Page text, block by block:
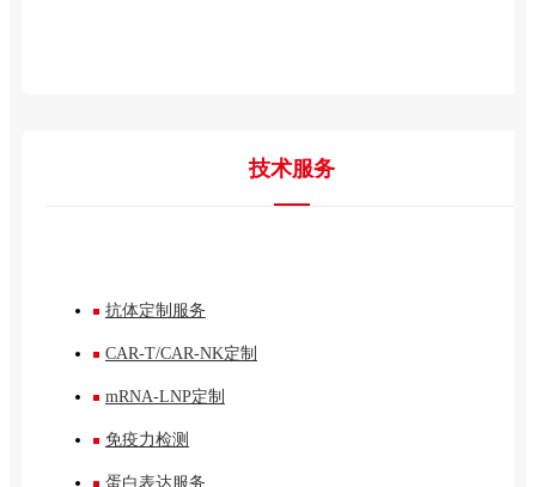
技术服务
抗体定制服务
CAR-T/CAR-NK定制
mRNA-LNP定制
免疫力检测
蛋白表达服务